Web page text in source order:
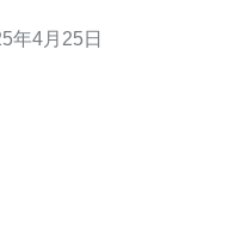
香港站群8C都能满足您的需求。 香港
年4月25日